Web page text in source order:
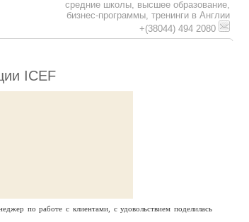
средние школы, высшее образование,
бизнес-программы, тренинги в Англии
+(38044) 494 2080
ICEF
по работе с клиентами, с удовольствием поделилась